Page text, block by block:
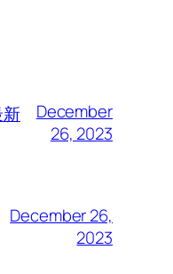
December
26, 2023
December 26,
2023